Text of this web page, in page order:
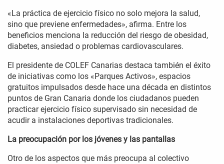
«La práctica de ejercicio físico no solo mejora la salud,
sino que previene enfermedades», afirma. Entre los
beneficios menciona la reducción del riesgo de obesidad,
diabetes, ansiedad o problemas cardiovasculares.
El presidente de COLEF Canarias destaca también el éxito
de iniciativas como los «Parques Activos», espacios
gratuitos impulsados desde hace una década en distintos
puntos de Gran Canaria donde los ciudadanos pueden
practicar ejercicio físico supervisado sin necesidad de
acudir a instalaciones deportivas tradicionales.
La preocupación por los jóvenes y las pantallas
Otro de los aspectos que más preocupa al colectivo